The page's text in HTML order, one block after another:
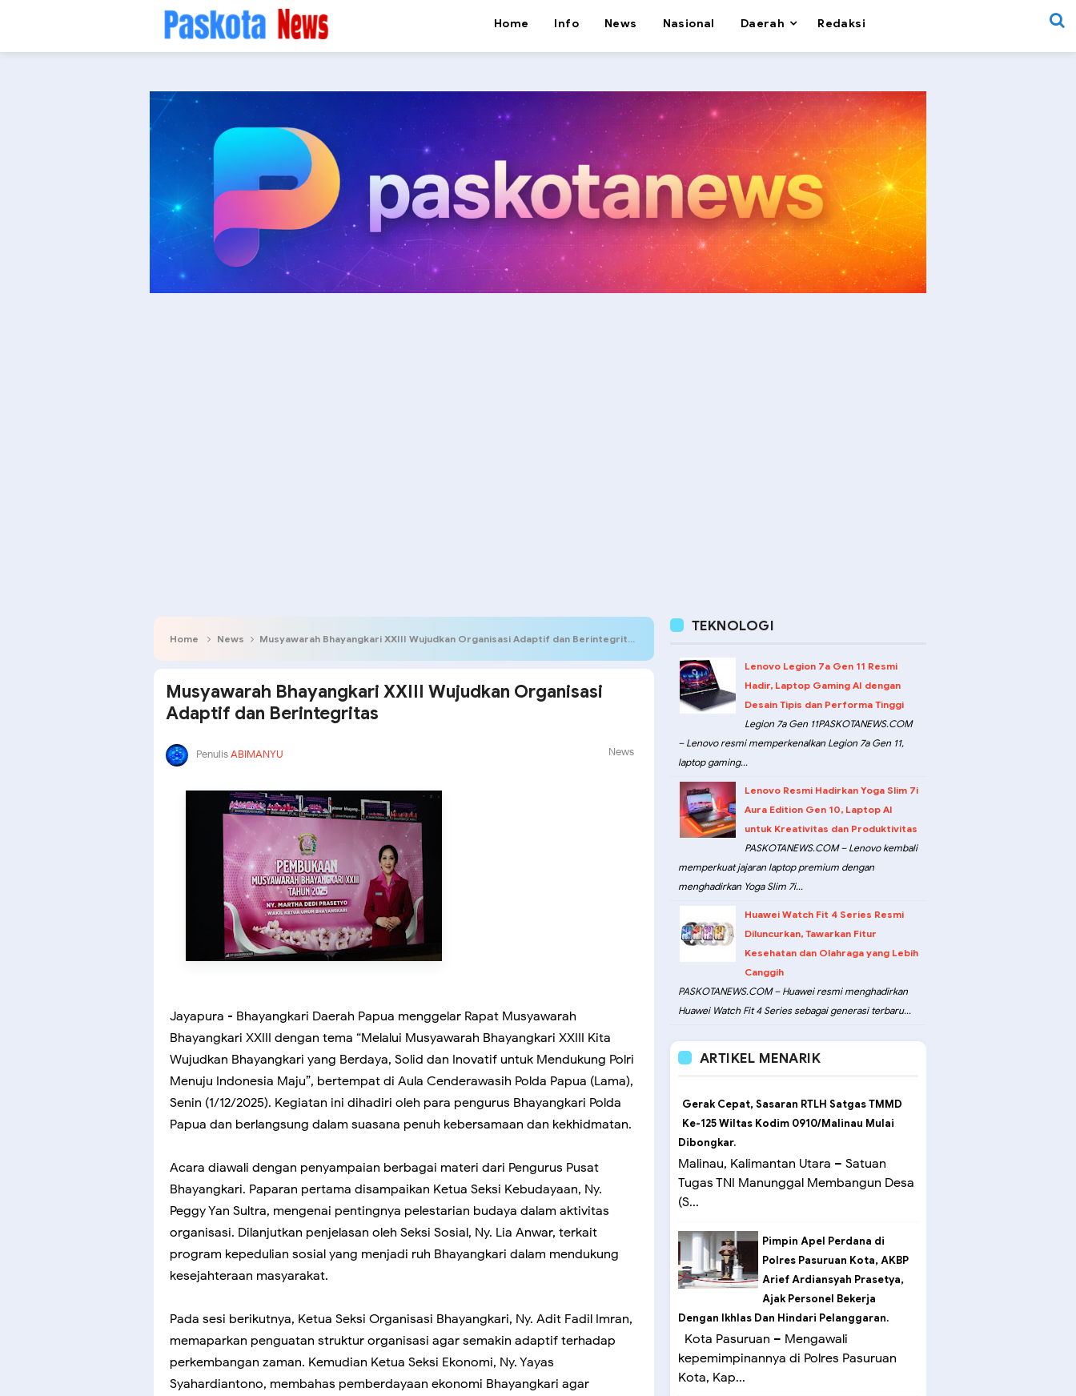
Home Info News Nasional Daerah Redaksi
Home News Musyawarah Bhayangkari XXIII Wujudkan Organisasi Adaptif dan Berintegritas
Musyawarah Bhayangkari XXIII Wujudkan Organisasi
Adaptif dan Berintegritas
PenulisABIMANYU News
Jayapura - Bhayangkari Daerah Papua menggelar Rapat Musyawarah
Bhayangkari XXIII dengan tema “Melalui Musyawarah Bhayangkari XXIII Kita
Wujudkan Bhayangkari yang Berdaya, Solid dan Inovatif untuk Mendukung Polri
Menuju Indonesia Maju”, bertempat di Aula Cenderawasih Polda Papua (Lama),
Senin (1/12/2025). Kegiatan ini dihadiri oleh para pengurus Bhayangkari Polda
Papua dan berlangsung dalam suasana penuh kebersamaan dan kekhidmatan.
Acara diawali dengan penyampaian berbagai materi dari Pengurus Pusat
Bhayangkari. Paparan pertama disampaikan Ketua Seksi Kebudayaan, Ny.
Peggy Yan Sultra, mengenai pentingnya pelestarian budaya dalam aktivitas
organisasi. Dilanjutkan penjelasan oleh Seksi Sosial, Ny. Lia Anwar, terkait
program kepedulian sosial yang menjadi ruh Bhayangkari dalam mendukung
kesejahteraan masyarakat.
Pada sesi berikutnya, Ketua Seksi Organisasi Bhayangkari, Ny. Adit Fadil Imran,
memaparkan penguatan struktur organisasi agar semakin adaptif terhadap
perkembangan zaman. Kemudian Ketua Seksi Ekonomi, Ny. Yayas
Syahardiantono, membahas pemberdayaan ekonomi Bhayangkari agar
TEKNOLOGI
Lenovo Legion 7a Gen 11 Resmi
Hadir, Laptop Gaming AI dengan
Desain Tipis dan Performa Tinggi
Legion 7a Gen 11PASKOTANEWS.COM
– Lenovo resmi memperkenalkan Legion 7a Gen 11,
laptop gaming...
Lenovo Resmi Hadirkan Yoga Slim 7i
Aura Edition Gen 10, Laptop AI
untuk Kreativitas dan Produktivitas
PASKOTANEWS.COM – Lenovo kembali
memperkuat jajaran laptop premium dengan
menghadirkan Yoga Slim 7i...
Huawei Watch Fit 4 Series Resmi
Diluncurkan, Tawarkan Fitur
Kesehatan dan Olahraga yang Lebih
Canggih
PASKOTANEWS.COM – Huawei resmi menghadirkan
Huawei Watch Fit 4 Series sebagai generasi terbaru...
ARTIKEL MENARIK
Gerak Cepat, Sasaran RTLH Satgas TMMD
Ke-125 Wiltas Kodim 0910/Malinau Mulai
Dibongkar.
Malinau, Kalimantan Utara – Satuan
Tugas TNI Manunggal Membangun Desa
(S...
Pimpin Apel Perdana di
Polres Pasuruan Kota, AKBP
Arief Ardiansyah Prasetya,
Ajak Personel Bekerja
Dengan Ikhlas Dan Hindari Pelanggaran.
Kota Pasuruan – Mengawali
kepemimpinannya di Polres Pasuruan
Kota, Kap...